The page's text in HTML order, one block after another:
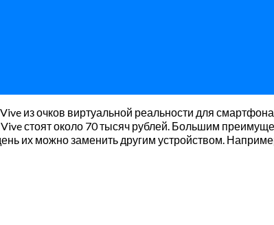
из очков виртуальной реальности для
стоят около 70 тысяч рублей. Большим
их можно заменить другим устройством.